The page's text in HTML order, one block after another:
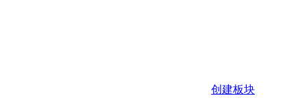
创建板块